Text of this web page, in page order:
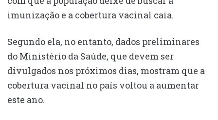
imunização e a cobertura vacinal caia.
Segundo ela, no entanto, dados preliminares
do Ministério da Saúde, que devem ser
divulgados nos próximos dias, mostram que a
cobertura vacinal no país voltou a aumentar
este ano.